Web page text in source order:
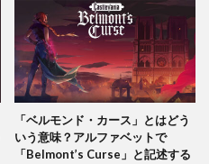
「ベルモンド・カース」とはどう
いう意味？アルファベットで
「Belmont’s Curse」と記述する